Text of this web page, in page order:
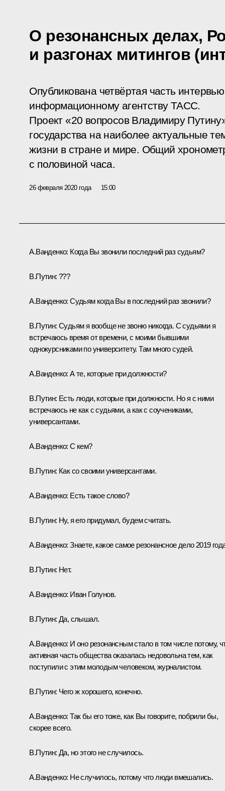
О резонансных делах,
и разгонах митингов
Опубликована четвёртая часть
информационному агентству ТАСС.
Проект «20 вопросов Владимиру
государства на наиболее актуальные
жизни в стране и мире. Общий
с половиной часа.
26 февраля 2020 года 15:00
А.Ванденко: Когда Вы звонили последний раз судьям?
В.Путин: ???
А.Ванденко: Судьям когда Вы в последний раз звонили?
В.Путин: Судьям я вообще не звоню никогда. С судьями я
встречаюсь время от времени, с моими бывшими
однокурсниками по университету. Там много судей.
А.Ванденко: А те, которые при должности?
В.Путин: Есть люди, которые при должности. Но я с ними
встречаюсь не как с судьями, а как с соучениками,
универсантами.
А.Ванденко: С кем?
В.Путин: Как со своими универсантами.
А.Ванденко: Есть такое слово?
В.Путин: Ну, я его придумал, будем считать.
А.Ванденко: Знаете, какое самое резонансное дело 2019
В.Путин: Нет.
А.Ванденко: Иван Голунов.
В.Путин: Да, слышал.
А.Ванденко: И оно резонансным стало в том числе потому,
активная часть общества оказалась недовольна тем, как
поступили с этим молодым человеком, журналистом.
В.Путин: Чего ж хорошего, конечно.
А.Ванденко: Так бы его тоже, как Вы говорите, побрили бы,
скорее всего.
В.Путин: Да, но этого не случилось.
А.Ванденко: Не случилось, потому что люди вмешались.